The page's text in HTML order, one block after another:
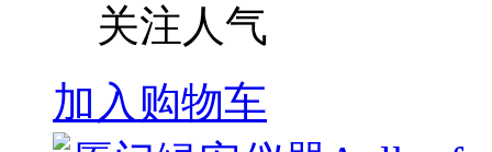
关注人气
加入购物车